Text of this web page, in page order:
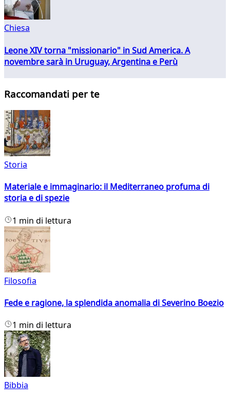
Chiesa
Leone XIV torna "missionario" in Sud America. A
novembre sarà in Uruguay, Argentina e Perù
Raccomandati per te
Storia
Materiale e immaginario: il Mediterraneo profuma di
storia e di spezie
1 min di lettura
Filosofia
Fede e ragione, la splendida anomalia di Severino Boezio
1 min di lettura
Bibbia